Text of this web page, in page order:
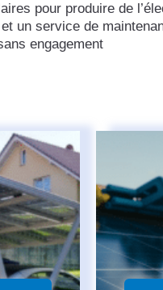
pour produire de
un service de
engagement